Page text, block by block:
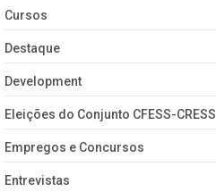
Cursos
Destaque
Development
Eleições do Conjunto CFESS-CRESS
Empregos e Concursos
Entrevistas